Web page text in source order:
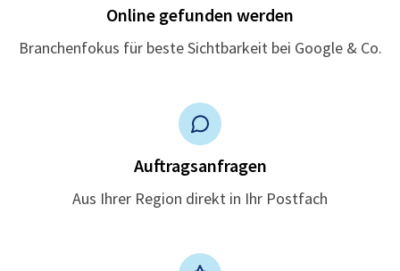
Online gefunden werden
Branchenfokus für beste Sichtbarkeit bei Google & Co.
Auftragsanfragen
Aus Ihrer Region direkt in Ihr Postfach